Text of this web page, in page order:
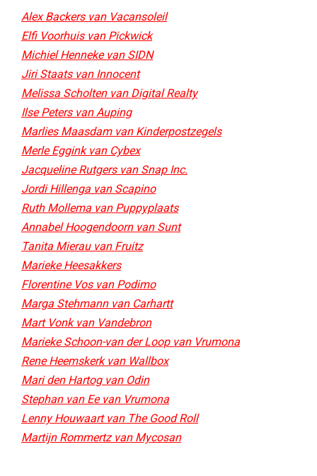
Alex Backers van Vacansoleil
Elfi Voorhuis van Pickwick
Michiel Henneke van SIDN
Jiri Staats van Innocent
Melissa Scholten van Digital Realty
Ilse Peters van Auping
Marlies Maasdam van Kinderpostzegels
Merle Eggink van Cybex
Jacqueline Rutgers van Snap Inc.
Jordi Hillenga van Scapino
Ruth Mollema van Puppyplaats
Annabel Hoogendoorn van Sunt​
Tanita Mierau van Fruitz
Marieke Heesakkers
Florentine Vos van Podimo
Marga Stehmann van Carhartt
Mart Vonk van Vandebron
Marieke Schoon-van der Loop van Vrumona
Rene Heemskerk van Wallbox
Mari den Hartog van Odin
Stephan van Ee van Vrumona
Lenny Houwaart van The Good Roll
Martijn Rommertz van Mycosan​